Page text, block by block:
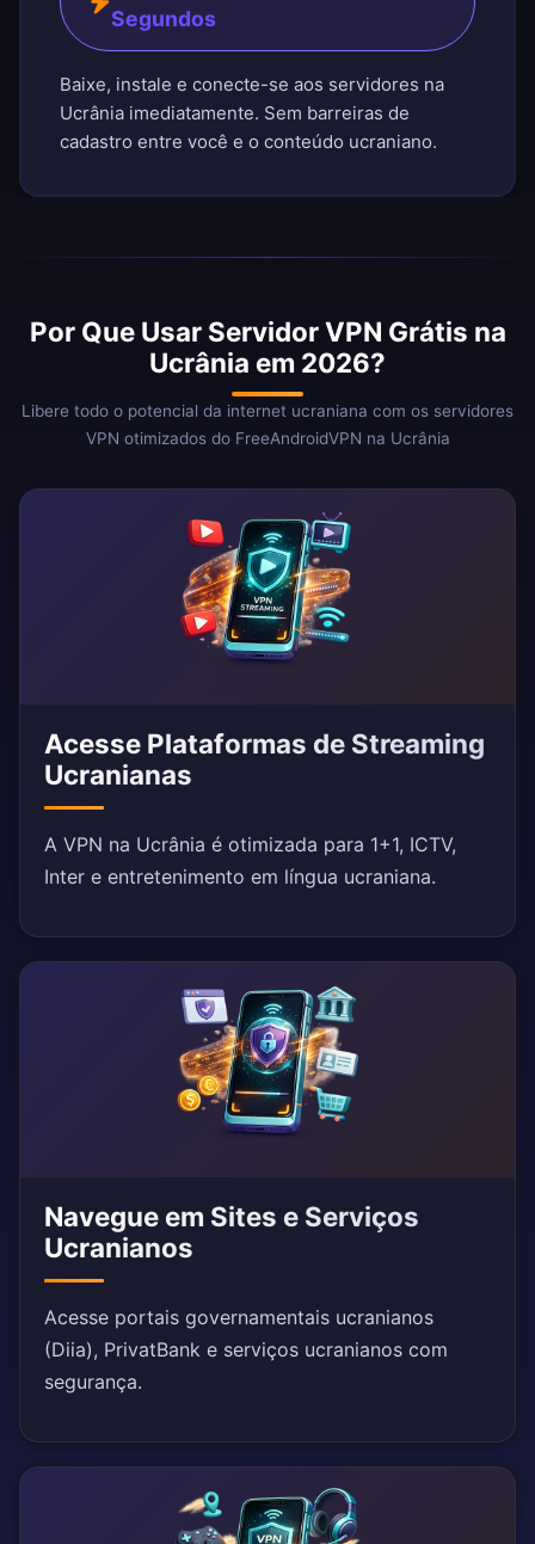
Segundos
Baixe, instale e conecte-se aos servidores na
Ucrânia imediatamente. Sem barreiras de
cadastro entre você e o conteúdo ucraniano.
Por Que Usar Servidor VPN Grátis na
Ucrânia em 2026?
Libere todo o potencial da internet ucraniana com os servidores
VPN otimizados do FreeAndroidVPN na Ucrânia
Acesse Plataformas de Streaming
Ucranianas
A VPN na Ucrânia é otimizada para 1+1, ICTV,
Inter e entretenimento em língua ucraniana.
Navegue em Sites e Serviços
Ucranianos
Acesse portais governamentais ucranianos
(Diia), PrivatBank e serviços ucranianos com
segurança.